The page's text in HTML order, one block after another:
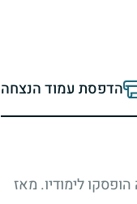
הדפסת עמוד הנצחה
בפרוץ מלחמת העולם השנייה הופסקו לימודיו. מאז